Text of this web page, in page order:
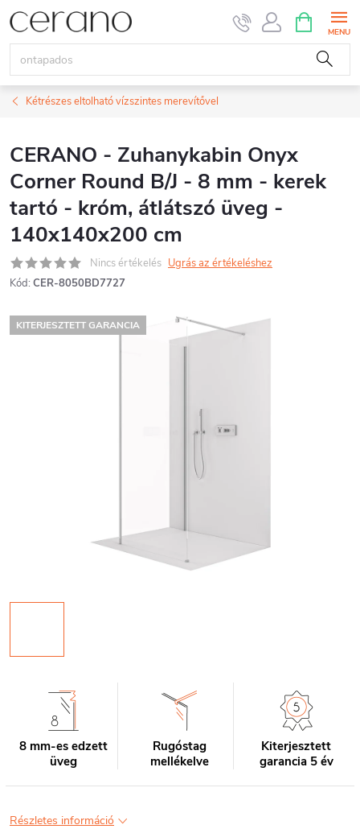
Ugrás
tartalomhoz
KOSÁR
Kétrészes eltolható vízszintes merevítővel
CERANO - Zuhanykabin Onyx
Corner Round B/J - 8 mm - kerek
tartó - króm, átlátszó üveg -
140x140x200 cm
Nincs értékelés Ugrás az értékeléshez
Kód: CER-8050BD7727
KITERJESZTETT GARANCIA
8 mm-es edzett
üveg
Rugóstag
mellékelve
Kiterjesztett
garancia 5 év
Részletes információ